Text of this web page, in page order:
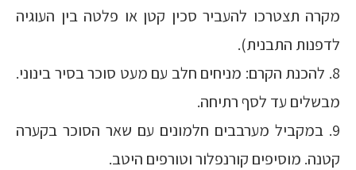
מקרה תצטרכו להעביר סכין קטן או פלטה בין העוגיה
לדפנות התבנית).
8. להכנת הקרם: מניחים חלב עם מעט סוכר בסיר בינוני.
מבשלים עד לסף רתיחה.
9. במקביל מערבבים חלמונים עם שאר הסוכר בקערה
קטנה. מוסיפים קורנפלור וטורפים היטב.